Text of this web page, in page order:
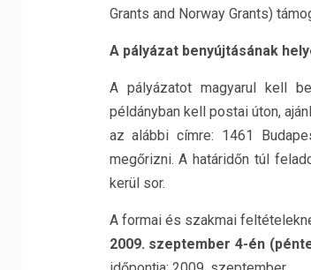
Grants and Norway Grants)
A pályázat benyújtásának
A pályázatot magyarul kell
példányban kell postai úton,
az alábbi címre: 1461
megőrizni. A határidőn túl
kerül sor.
A formai és szakmai
2009. szeptember 4-én